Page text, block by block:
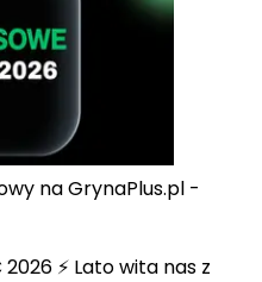
na GrynaPlus.pl -
2026 ⚡ Lato wita nas z